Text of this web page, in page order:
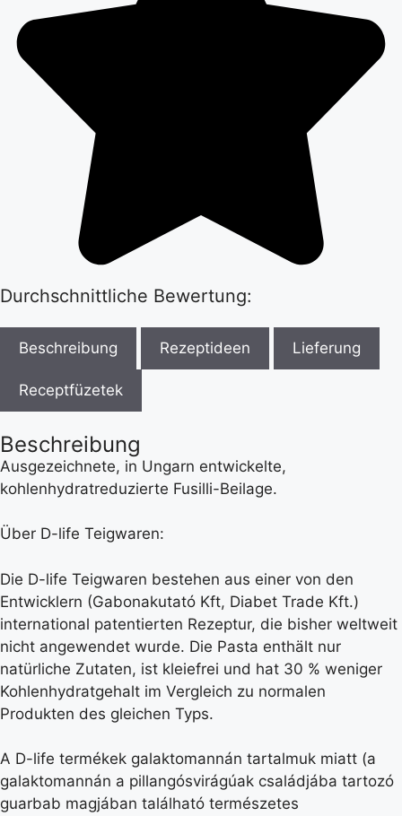
Durchschnittliche Bewertung:
Beschreibung Rezeptideen Lieferung
Receptfüzetek
Beschreibung
Ausgezeichnete, in Ungarn entwickelte,
kohlenhydratreduzierte Fusilli-Beilage.
Über D-life Teigwaren:
Die D-life Teigwaren bestehen aus einer von den
Entwicklern (Gabonakutató Kft, Diabet Trade Kft.)
international patentierten Rezeptur, die bisher weltweit
nicht angewendet wurde. Die Pasta enthält nur
natürliche Zutaten, ist kleiefrei und hat 30 % weniger
Kohlenhydratgehalt im Vergleich zu normalen
Produkten des gleichen Typs.
A D-life termékek galaktomannán tartalmuk miatt (a
galaktomannán a pillangósvirágúak családjába tartozó
guarbab magjában található természetes